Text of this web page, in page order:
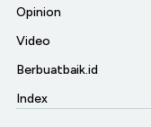
Opinion
Video
Berbuatbaik.id
Index